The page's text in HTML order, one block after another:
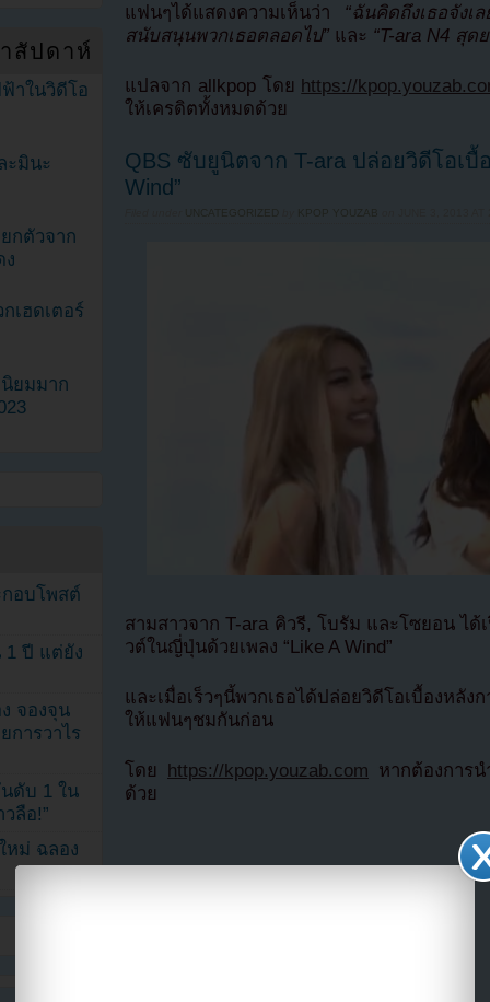
แฟนๆได้แสดงความเห็นว่า “ฉันคิดถึงเธอจังเล
สนับสนุนพวกเธอตลอดไป” และ “T-ara N4 สุด
แปลจาก allkpop โดย https://
ให้เครดิตทั้งหมดด้วย
QBS ซับยูนิตจาก T-ara ปล่อยวิดีโอเบื้
Wind”
UNCATEGORIZED KPOP YOUZAB
สามสาวจาก T-ara คิวรี, โบรัม และโซยอน ไ
วต์ในญี่ปุ่นด้วยเพลง “Like A Wind”
และเมื่อเร็วๆนี้พวกเธอได้ปล่อยวิดีโอเบื้องหลั
ให้แฟนๆชมกันก่อน
โดย https://kpop.youzab.com หากต้องการ
ด้วย
สัปดาห์
าในวิดีโอ
ะมินะ
กตัวจาก
เฮดเตอร์
ยมมาก
อบโพสต์
1 ปี แต่ยัง
จองจุน
การวาไร
ดับ 1 ใน
ลือ!”
หม่ ฉลอง